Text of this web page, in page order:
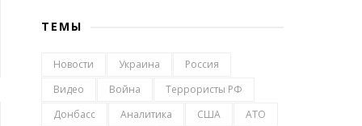
ТЕМЫ
Новости Украина
Россия
Видео
Война
Террористы РФ
Донбасс
Аналитика США
АТО